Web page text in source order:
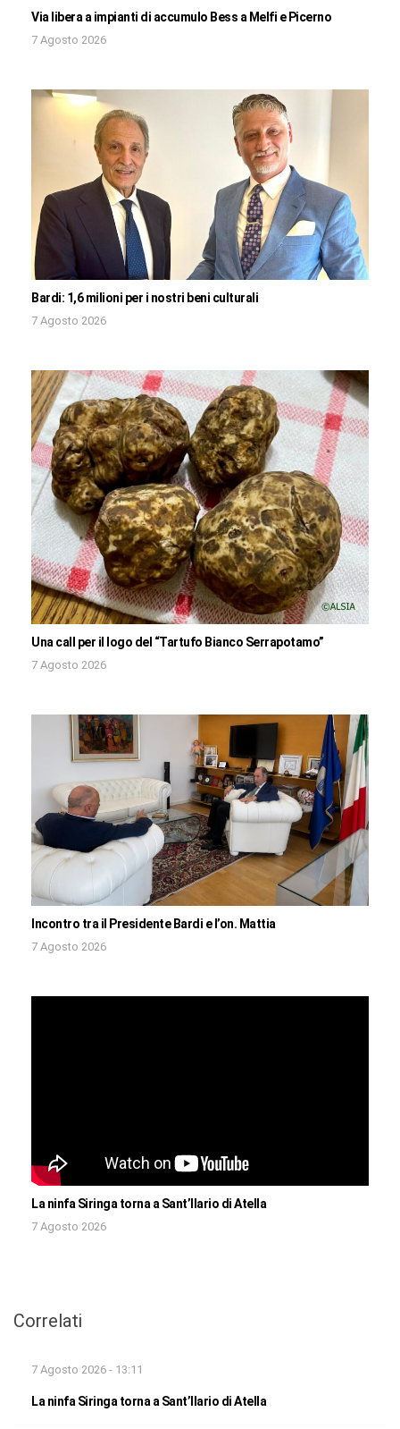
Via libera a impianti di accumulo Bess a Melfi e Picerno
7 Agosto 2026
Bardi: 1,6 milioni per i nostri beni culturali
7 Agosto 2026
Una call per il logo del “Tartufo Bianco Serrapotamo”
7 Agosto 2026
Incontro tra il Presidente Bardi e l’on. Mattia
7 Agosto 2026
La ninfa Siringa torna a Sant’Ilario di Atella
7 Agosto 2026
Correlati
7 Agosto 2026 - 13:11
La ninfa Siringa torna a Sant’Ilario di Atella